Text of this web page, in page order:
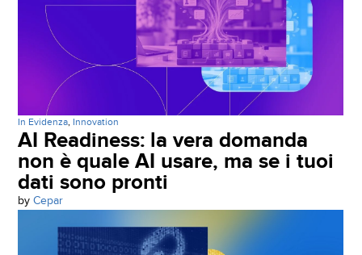
In Evidenza, Innovation
AI Readiness: la vera domanda
non è quale AI usare, ma se i tuoi
dati sono pronti
byCepar